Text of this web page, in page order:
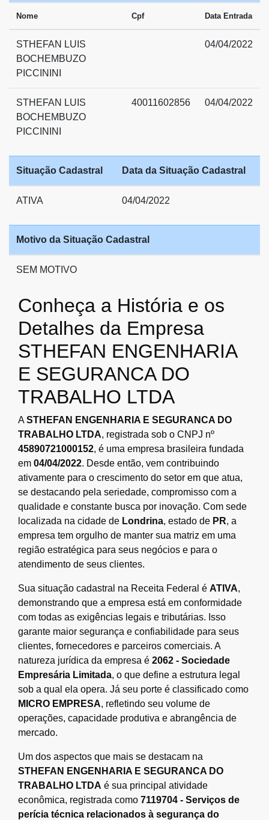
Nome Cpf Data Entrada
STHEFAN LUIS
BOCHEMBUZO
PICCININI
04/04/2022
STHEFAN LUIS
BOCHEMBUZO
PICCININI
40011602856 04/04/2022
Situação Cadastral Data da Situação Cadastral
ATIVA 04/04/2022
Motivo da Situação Cadastral
SEM MOTIVO
Conheça a História e os
Detalhes da Empresa
STHEFAN ENGENHARIA
E SEGURANCA DO
TRABALHO LTDA
ASTHEFAN ENGENHARIA E SEGURANCA DO
TRABALHO LTDA, registrada sob o CNPJ nº
45890721000152, é uma empresa brasileira fundada
em 04/04/2022. Desde então, vem contribuindo
ativamente para o crescimento do setor em que atua,
se destacando pela seriedade, compromisso com a
qualidade e constante busca por inovação. Com sede
localizada na cidade de Londrina, estado de PR, a
empresa tem orgulho de manter sua matriz em uma
região estratégica para seus negócios e para o
atendimento de seus clientes.
Sua situação cadastral na Receita Federal é ATIVA,
demonstrando que a empresa está em conformidade
com todas as exigências legais e tributárias. Isso
garante maior segurança e confiabilidade para seus
clientes, fornecedores e parceiros comerciais. A
natureza jurídica da empresa é 2062 - Sociedade
Empresária Limitada, o que define a estrutura legal
sob a qual ela opera. Já seu porte é classificado como
MICRO EMPRESA, refletindo seu volume de
operações, capacidade produtiva e abrangência de
mercado.
Um dos aspectos que mais se destacam na
STHEFAN ENGENHARIA E SEGURANCA DO
TRABALHO LTDA é sua principal atividade
econômica, registrada como 7119704 - Serviços de
perícia técnica relacionados à segurança do